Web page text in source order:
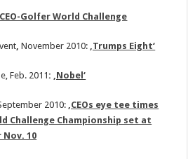
CEO-Golfer World Challenge
,November 2010: ‚Trumps Eight‘
Feb. 2011: ‚Nobel‘
2010: ‚CEOs eye tee times
Challenge Championship set at
10